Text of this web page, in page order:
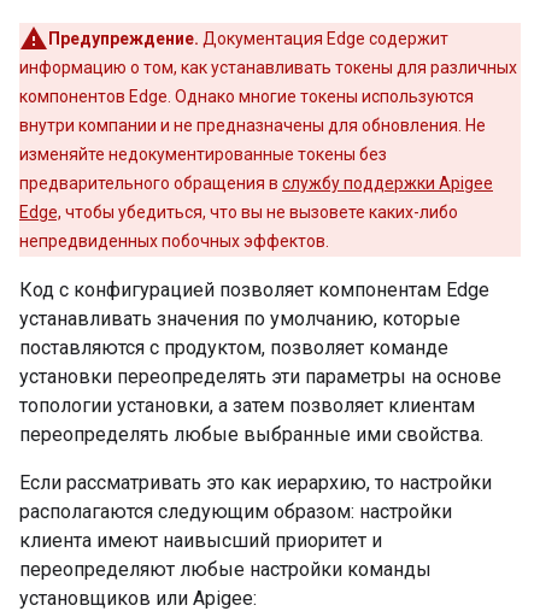
Предупреждение. Документация Edge содержит
информацию о том, как устанавливать токены для различных
компонентов Edge. Однако многие токены используются
внутри компании и не предназначены для обновления. Не
изменяйте недокументированные токены без
предварительного обращения в службу поддержки Apigee
Edge, чтобы убедиться, что вы не вызовете каких-либо
непредвиденных побочных эффектов.
Код с конфигурацией позволяет компонентам Edge
устанавливать значения по умолчанию, которые
поставляются с продуктом, позволяет команде
установки переопределять эти параметры на основе
топологии установки, а затем позволяет клиентам
переопределять любые выбранные ими свойства.
Если рассматривать это как иерархию, то настройки
располагаются следующим образом: настройки
клиента имеют наивысший приоритет и
переопределяют любые настройки команды
установщиков или Apigee: